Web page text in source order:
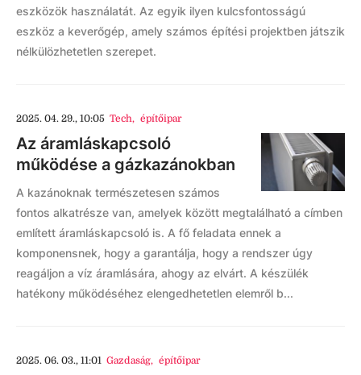
eszközök használatát. Az egyik ilyen kulcsfontosságú
eszköz a keverőgép, amely számos építési projektben játszik
nélkülözhetetlen szerepet.
2025. 04. 29., 10:05 Tech, építőipar
Az áramláskapcsoló
működése a gázkazánokban
A kazánoknak természetesen számos
fontos alkatrésze van, amelyek között megtalálható a címben
említett áramláskapcsoló is. A fő feladata ennek a
komponensnek, hogy a garantálja, hogy a rendszer úgy
reagáljon a víz áramlására, ahogy az elvárt. A készülék
hatékony működéséhez elengedhetetlen elemről b...
2025. 06. 03., 11:01 Gazdaság, építőipar